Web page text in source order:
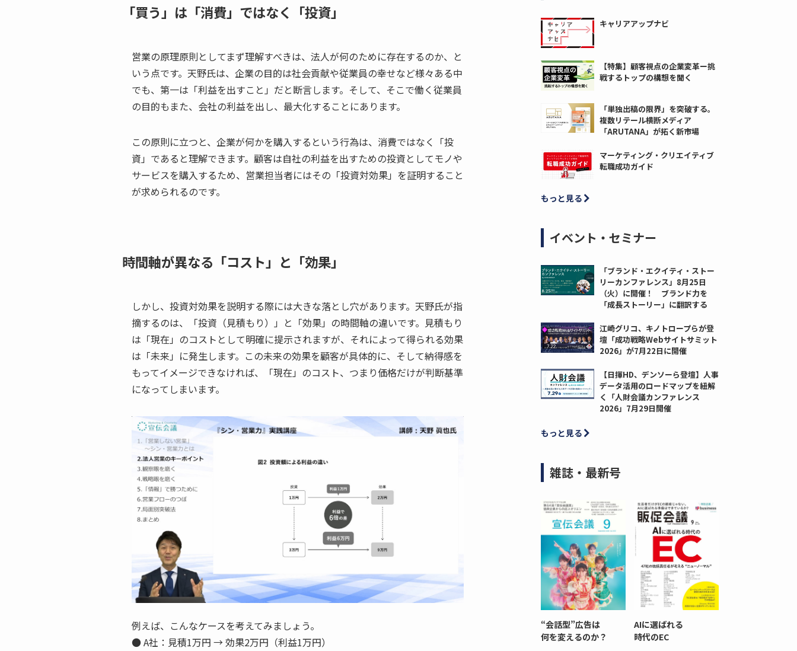
「買う」は「消費」ではなく「投資」
営業の原理原則としてまず理解すべきは、法人が何のために存在するのか、と
いう点です。天野氏は、企業の目的は社会貢献や従業員の幸せなど様々ある中
でも、第一は「利益を出すこと」だと断言します。そして、そこで働く従業員
の目的もまた、会社の利益を出し、最大化することにあります。
この原則に立つと、企業が何かを購入するという行為は、消費ではなく「投
資」であると理解できます。顧客は自社の利益を出すための投資としてモノや
サービスを購入するため、営業担当者にはその「投資対効果」を証明すること
が求められるのです。
時間軸が異なる「コスト」と「効果」
しかし、投資対効果を説明する際には大きな落とし穴があります。天野氏が指
摘するのは、「投資（見積もり）」と「効果」の時間軸の違いです。見積もり
は「現在」のコストとして明確に提示されますが、それによって得られる効果
は「未来」に発生します。この未来の効果を顧客が具体的に、そして納得感を
もってイメージできなければ、「現在」のコスト、つまり価格だけが判断基準
になってしまいます。
例えば、こんなケースを考えてみましょう。
● A社：見積1万円 → 効果2万円（利益1万円）
キャリアアップナビ
【特集】顧客視点の企業変革ー挑
戦するトップの構想を聞く
「単独出稿の限界」を突破する。
複数リテール横断メディア
「ARUTANA」が拓く新市場
マーケティング・クリエイティブ
転職成功ガイド
もっと見る
イベント・セミナー
「ブランド・エクイティ・ストー
リーカンファレンス」8月25日
（火）に開催！ ブランド力を
「成長ストーリー」に翻訳する
江崎グリコ、キノトロープらが登
壇「成功戦略Webサイトサミット
2026」が7月22日に開催
【日揮HD、デンソーら登壇】人事
データ活用のロードマップを紐解
く「人財会議カンファレンス
2026」7月29日開催
もっと見る
雑誌・最新号
“会話型”広告は
何を変えるのか？
AIに選ばれる
時代のEC